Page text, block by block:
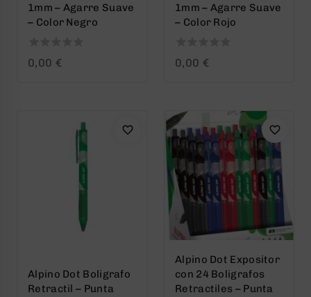
1mm – Agarre Suave
– Color Negro
0
0,00 €
1mm – Agarre Suave
– Color Rojo
0
0,00 €
Alpino Dot Boligrafo
Retractil – Punta
Alpino Dot Expositor
con 24 Boligrafos
Retractiles – Punta